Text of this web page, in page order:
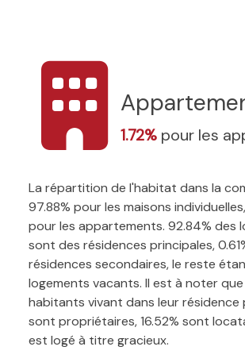
1.72% pour les
La répartition de l'habitat dans la
97.88% pour les maisons
pour les appartements. 92.84% des
sont des résidences principales,
résidences secondaires, le reste
logements vacants. Il est à noter que
habitants vivant dans leur résidence
sont propriétaires, 16.52% sont
est logé à titre gracieux.